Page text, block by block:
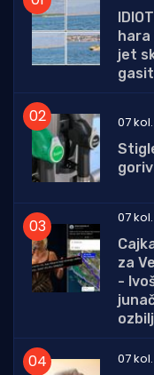
hara
jet
07
07
za
-
07